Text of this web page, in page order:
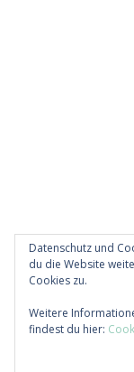
Diese Website
reduzieren.
Datenschutz und
du die Website
Cookies zu.
Weitere
findest du hier: